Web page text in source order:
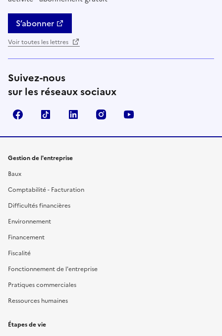
S’abonner
Voir toutes les lettres
Suivez-nous
sur les réseaux sociaux
FacebookTikTok Linkedin Instagram
Gestion de l'entreprise
Baux
Comptabilité - Facturation
Difficultés financières
Environnement
Financement
Fiscalité
Fonctionnement de l'entreprise
Pratiques commerciales
Ressources humaines
Étapes de vie